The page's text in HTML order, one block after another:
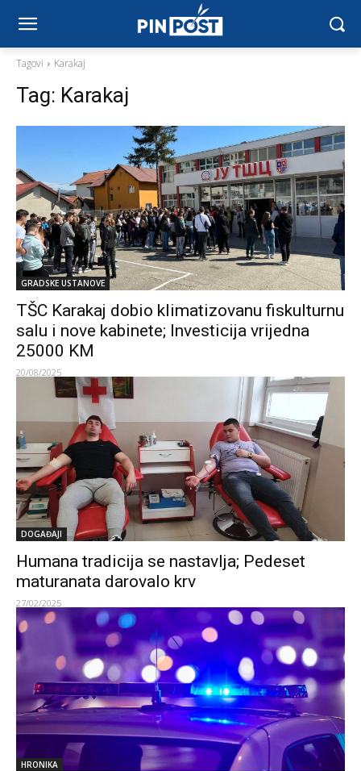
Tagovi Karakaj
Tag: Karakaj
GRADSKE USTANOVE
TŠC Karakaj dobio klimatizovanu fiskulturnu
salu i nove kabinete; Investicija vrijedna
25000 KM
20/08/2025
DOGAĐAJI
Humana tradicija se nastavlja; Pedeset
maturanata darovalo krv
27/02/2025
HRONIKA